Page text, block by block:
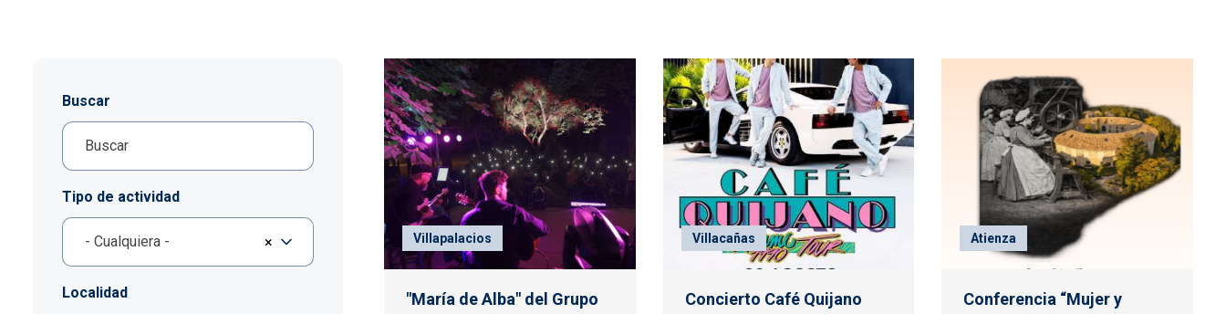
Buscar
Tipo de actividad
×
- Cualquiera -
Localidad
Villapalacios
"María de Alba" del Grupo
Villacañas
Concierto Café Quijano
Atienza
Conferencia “Mujer y